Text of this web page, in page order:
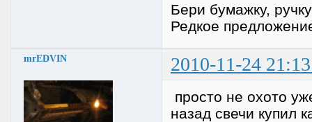
Бери бумажку,
Редкое
mrEDVIN 2010-11-24
просто не охото
назад свечи купил